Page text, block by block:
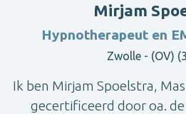
Mirjam
Hypnotherapeut en
Zwolle - (OV)
Ik ben Mirjam Spoelstra,
gecertificeerd door oa. de